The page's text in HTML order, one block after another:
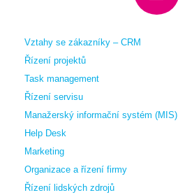
Vztahy se zákazníky – CRM
Řízení projektů
Task management
Řízení servisu
Manažerský informační systém (MIS)
Help Desk
Marketing
Organizace a řízení firmy
Řízení lidských zdrojů